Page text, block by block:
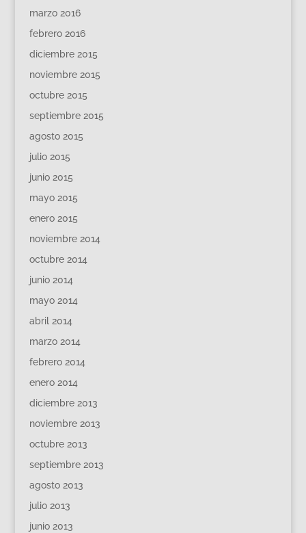
marzo 2016
febrero 2016
diciembre 2015
noviembre 2015
octubre 2015
septiembre 2015
agosto 2015
julio 2015
junio 2015
mayo 2015
enero 2015
noviembre 2014
octubre 2014
junio 2014
mayo 2014
abril 2014
marzo 2014
febrero 2014
enero 2014
diciembre 2013
noviembre 2013
octubre 2013
septiembre 2013
agosto 2013
julio 2013
junio 2013